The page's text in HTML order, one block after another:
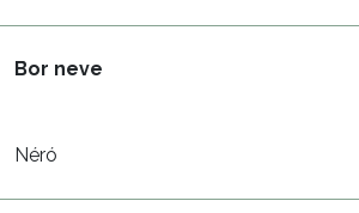
Bor neve
Néró